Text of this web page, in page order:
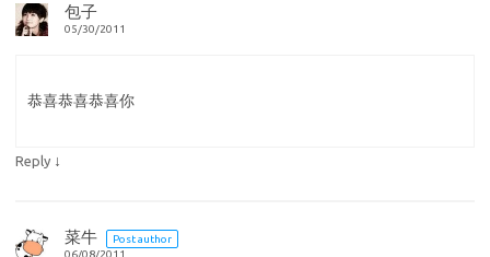
包子
05/30/2011
恭喜恭喜恭喜你
Reply ↓
菜牛
Post author
06/08/2011